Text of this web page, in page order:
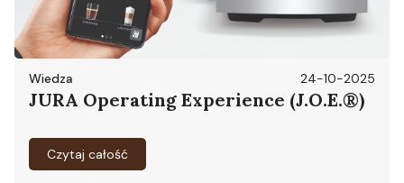
Wiedza 24-10-2025
JURA Operating Experience (J.O.E.®)
Czytaj całość